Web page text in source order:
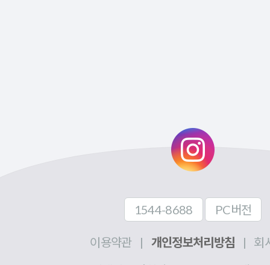
1544-8688 PC버전
이용약관 | 개인정보처리방침 |
회